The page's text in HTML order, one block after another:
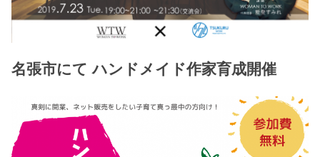
名張市にて ハンドメイド作家育成開催